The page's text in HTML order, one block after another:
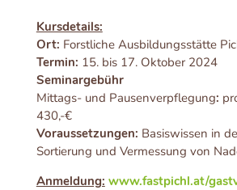
Kursdetails:
Ort: Forstliche Ausbildungsstätte
Termin: 15. bis 17. Oktober 2024
Seminargebühr
Mittags- und Pausenverpflegung:
430,-€
Voraussetzungen: Basiswissen in
Sortierung und Vermessung von
Anmeldung: www.fastpichl.at/